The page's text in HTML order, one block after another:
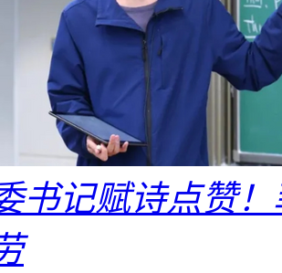
书记赋诗点赞